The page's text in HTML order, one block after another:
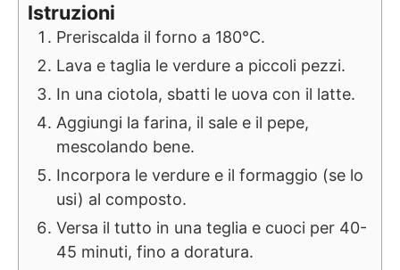
Istruzioni
Preriscalda il forno a 180°C.
Lava e taglia le verdure a piccoli pezzi.
In una ciotola, sbatti le uova con il latte.
Aggiungi la farina, il sale e il pepe,
mescolando bene.
Incorpora le verdure e il formaggio (se lo
usi) al composto.
Versa il tutto in una teglia e cuoci per 40-
45 minuti, fino a doratura.